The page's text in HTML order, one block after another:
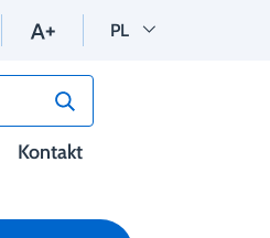
PL Wersja polska
Kontakt